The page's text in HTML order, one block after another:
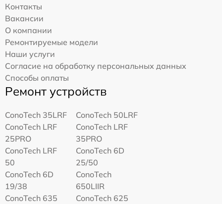
Контакты
Вакансии
О компании
Ремонтируемые модели
Наши услуги
Согласие на обработку персональных данных
Способы оплаты
Ремонт устройств
ConoTech 35LRF
ConoTech 50LRF
ConoTech LRF
25PRO
ConoTech LRF
35PRO
ConoTech LRF
50
ConoTech 6D
25/50
ConoTech 6D
19/38
ConoTech
650LIIR
ConoTech 635
ConoTech 625